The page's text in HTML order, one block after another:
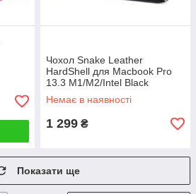
Чохол Snake Leather
HardShell для Macbook Pro
13.3 M1/M2/Intel Black
Немає в наявності
1 299 ₴
Показати ще